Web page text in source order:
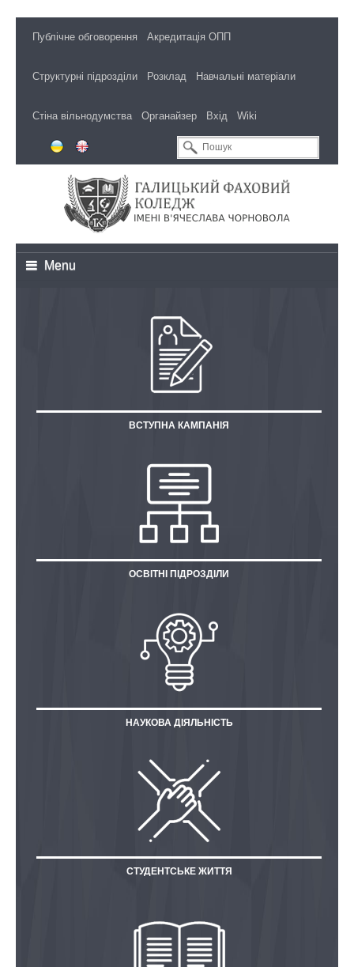
Публічне обговорення Акредитація ОПП
Структурні підрозділи Розклад Навчальні матеріали
Стіна вільнодумства Органайзер Вхід Wiki
Menu
ВСТУПНА КАМПАНІЯ
ОСВІТНІ ПІДРОЗДІЛИ
НАУКОВА ДІЯЛЬНІСТЬ
СТУДЕНТСЬКЕ ЖИТТЯ